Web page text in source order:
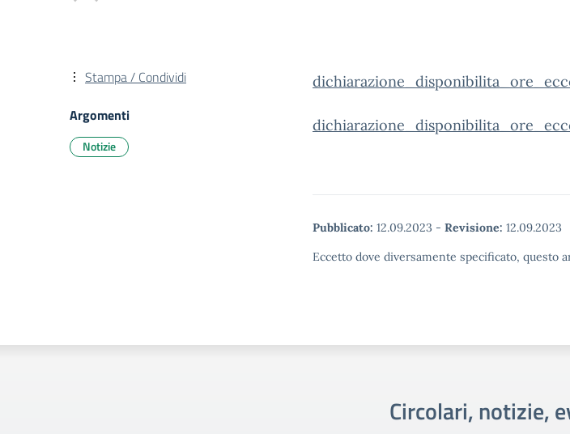
Pubblicato: 12.09.2023 - Revisione: 12.09.2023
Eccetto dove diversamente specificato, questo
Stampa / Condividi
Argomenti
Notizie
Circolari, notizie,